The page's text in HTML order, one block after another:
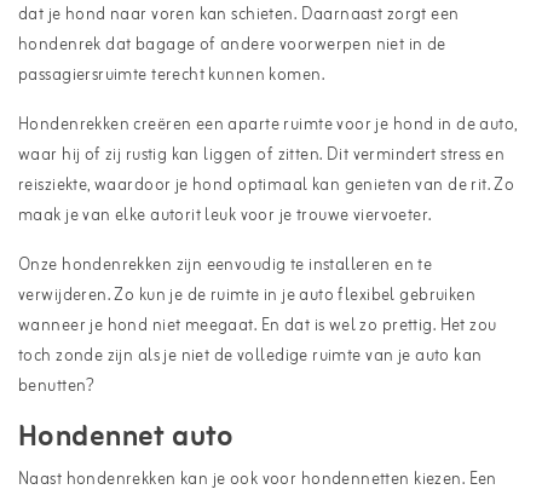
dat je hond naar voren kan schieten. Daarnaast zorgt een
hondenrek dat bagage of andere voorwerpen niet in de
passagiersruimte terecht kunnen komen.
Hondenrekken creëren een aparte ruimte voor je hond in de auto,
waar hij of zij rustig kan liggen of zitten. Dit vermindert stress en
reisziekte, waardoor je hond optimaal kan genieten van de rit. Zo
maak je van elke autorit leuk voor je trouwe viervoeter.
Onze hondenrekken zijn eenvoudig te installeren en te
verwijderen. Zo kun je de ruimte in je auto flexibel gebruiken
wanneer je hond niet meegaat. En dat is wel zo prettig. Het zou
toch zonde zijn als je niet de volledige ruimte van je auto kan
benutten?
Hondennet auto
Naast hondenrekken kan je ook voor hondennetten kiezen. Een